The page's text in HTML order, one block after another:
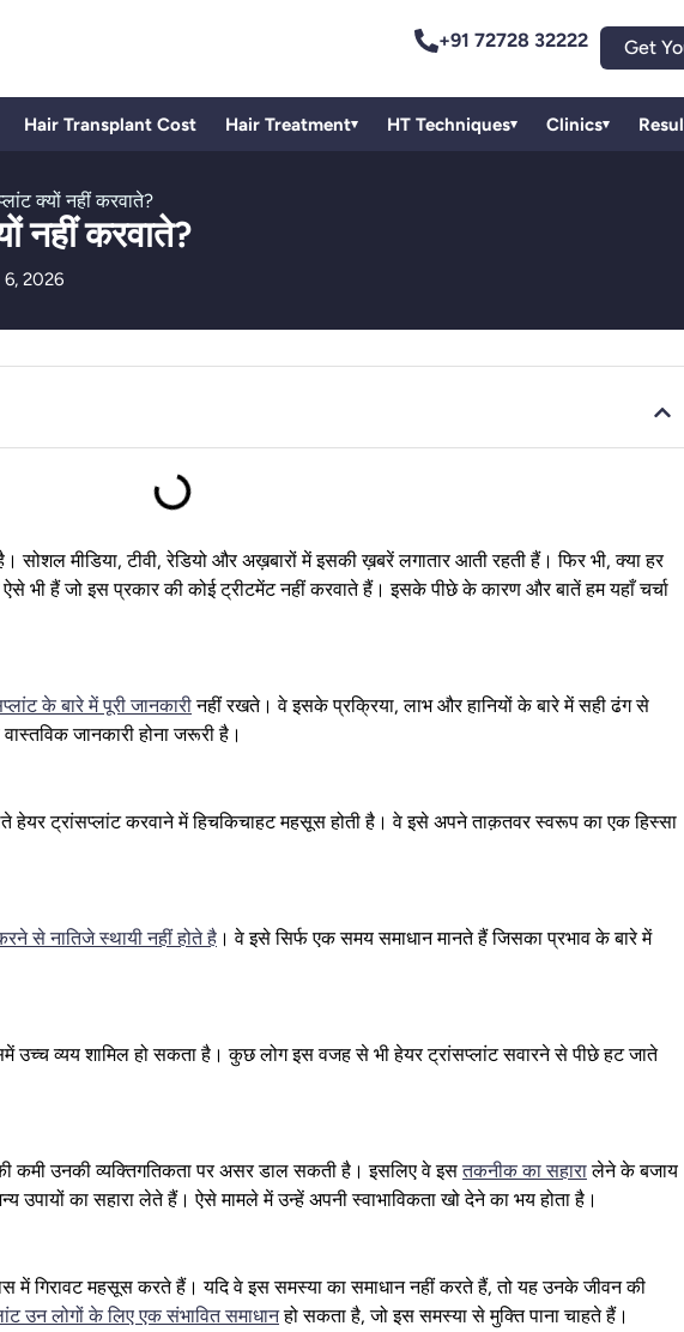
+91 72728 32222 Get
Hair Transplant Cost Hair Treatment▾ HT Techniques▾ Clinics▾
क्यों नहीं करवाते?
नहीं करवाते?
2026
मीडिया, टीवी, रेडियो और अख़बारों में इसकी ख़बरें लगातार आती रहती हैं। फिर भी, क्या हर
भी हैं जो इस प्रकार की कोई ट्रीटमेंट नहीं करवाते हैं। इसके पीछे के कारण और बातें हम यहाँ चर्चा
के बारे में पूरी जानकारीनहीं रखते। वे इसके प्रक्रिया, लाभ और हानियों के बारे में सही ढंग से
जानकारी होना जरूरी है।
हेयर ट्रांसप्लांट करवाने में हिचकिचाहट महसूस होती है। वे इसे अपने ताक़तवर स्वरूप का एक हिस्सा
से नातिजे स्थायी नहीं होते है । वे इसे सिर्फ एक समय समाधान मानते हैं जिसका प्रभाव के बारे में
उच्च व्यय शामिल हो सकता है। कुछ लोग इस वजह से भी हेयर ट्रांसप्लांट सवारने से पीछे हट जाते
कमी उनकी व्यक्तिगतिकता पर असर डाल सकती है। इसलिए वे इसतकनीक का सहारालेने के बजाय
उपायों का सहारा लेते हैं। ऐसे मामले में उन्हें अपनी स्वाभाविकता खो देने का भय होता है।
में गिरावट महसूस करते हैं। यदि वे इस समस्या का समाधान नहीं करते हैं, तो यह उनके जीवन की
उन लोगों के लिए एक संभावित समाधानहो सकता है, जो इस समस्या से मुक्ति पाना चाहते हैं।